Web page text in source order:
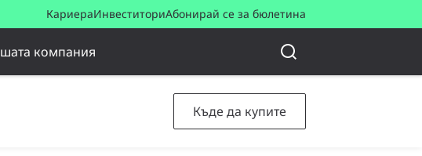
КариераИнвеститориАбонирай се за бюлетина
компания
Къде да купите